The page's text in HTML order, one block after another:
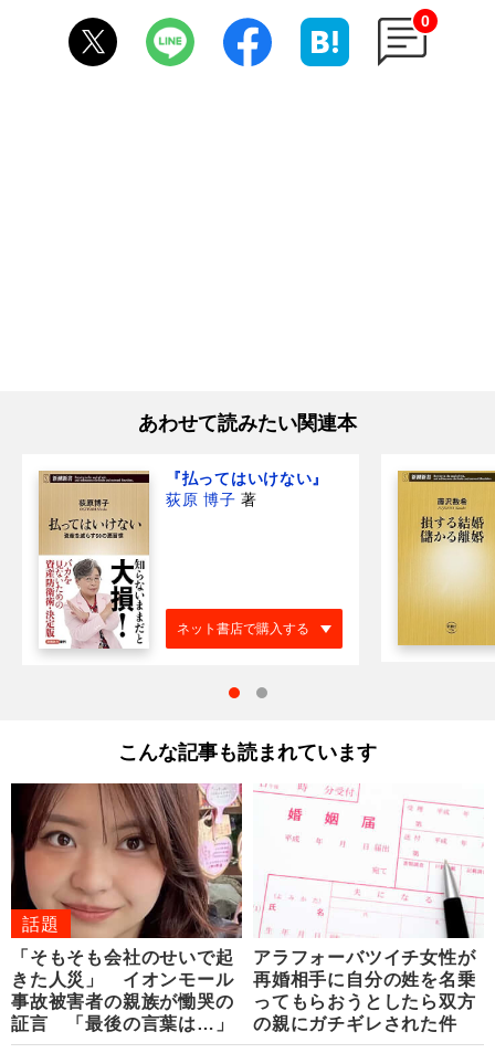
0
あわせて読みたい関連本
『払ってはいけない』
荻原 博子 著
ネット書店で購入する
こんな記事も読まれています
話題
「そもそも会社のせいで起
きた人災」 イオンモール
事故被害者の親族が慟哭の
証言 「最後の言葉は…」
アラフォーバツイチ女性が
再婚相手に自分の姓を名乗
ってもらおうとしたら双方
の親にガチギレされた件